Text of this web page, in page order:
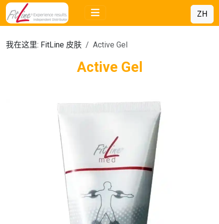
ZH
我在这里: FitLine 皮肤 Active Gel
Active Gel